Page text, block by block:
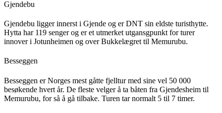
Gjendebu
Gjendebu ligger innerst i Gjende og er DNT sin eldste turisthytte.
Hytta har 119 senger og er et utmerket utgansgpunkt for turer
innover i Jotunheimen og over Bukkelægret til Memurubu.
Besseggen
Besseggen er Norges mest gåtte fjelltur med sine vel 50 000
besøkende hvert år. De fleste velger å ta båten fra Gjendesheim til
Memurubu, for så å gå tilbake. Turen tar normalt 5 til 7 timer.